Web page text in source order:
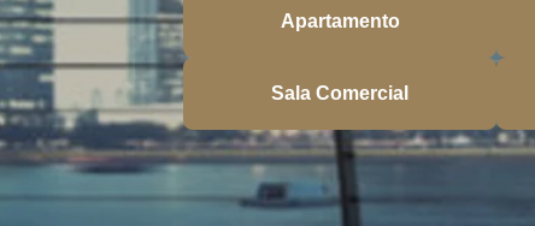
Apartamento
Sala Comercial